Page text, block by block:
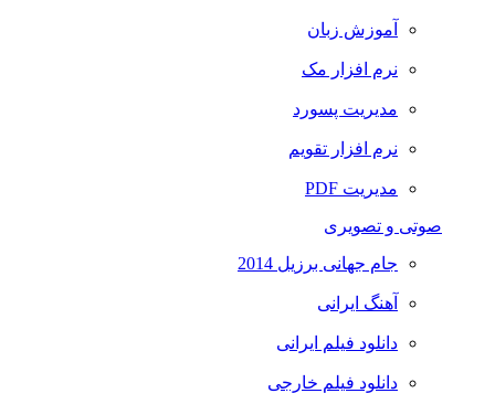
آموزش زبان
نرم افزار مک
مدیریت پسورد
نرم افزار تقویم
مدیریت PDF
صوتی و تصویری
جام جهانی برزیل 2014
آهنگ ایرانی
دانلود فیلم ایرانی
دانلود فیلم خارجی